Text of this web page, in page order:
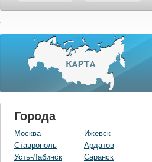
Города
Москва
Ставрополь
Усть-Лабинск
Ижевск
Ардатов
Саранск